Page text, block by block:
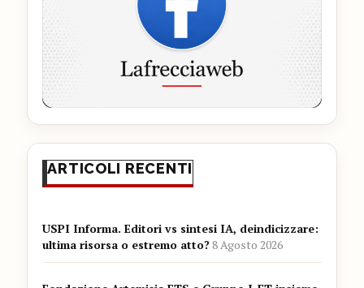
ARTICOLI RECENTI
USPI Informa. Editori vs sintesi IA, deindicizzare:
ultima risorsa o estremo atto?8 Agosto 2026